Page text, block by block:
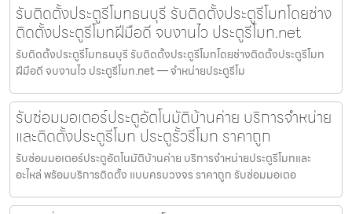
รับติดตั้งประตูรีโมทธนบุรี รับติดตั้งประตูรีโมทโดยช่าง
ติดตั้งประตูรีโมทฝีมือดี จบงานไว ประตูรีโมท.net
รับติดตั้งประตูรีโมทธนบุรี รับติดตั้งประตูรีโมทโดยช่างติดตั้งประตูรีโมท
ฝีมือดี จบงานไว ประตูรีโมท.net — จำหน่ายประตูรีโม
รับซ่อมมอเตอร์ประตูอัตโนมัติบ้านค่าย บริการจำหน่าย
และติดตั้งประตูรีโมท ประตูรั้วรีโมท ราคาถูก
รับซ่อมมอเตอร์ประตูอัตโนมัติบ้านค่าย บริการจำหน่ายประตูรีโมทและ
อะไหล่ พร้อมบริการติดตั้ง แบบครบวงจร ราคาถูก รับซ่อมมอเตอ